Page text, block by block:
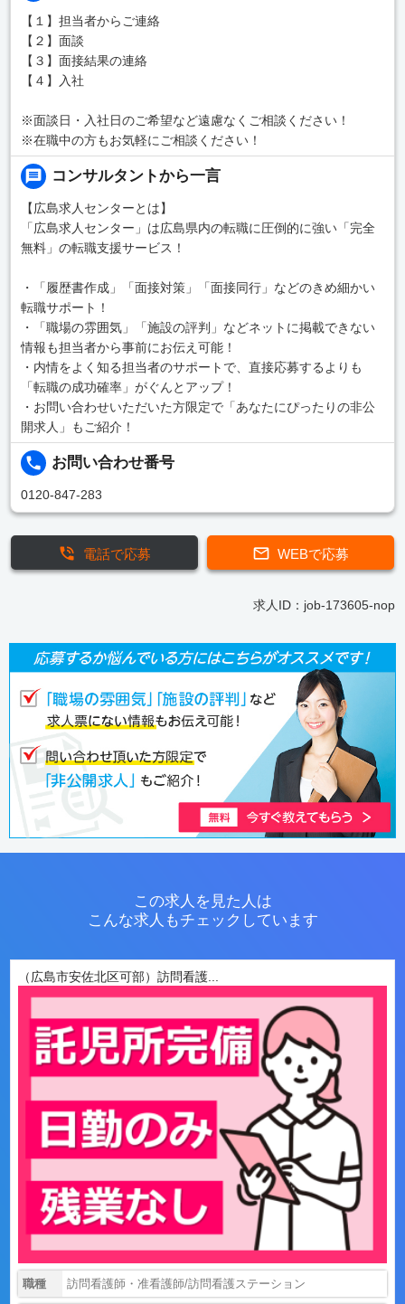
【１】担当者からご連絡
【２】面談
【３】面接結果の連絡
【４】入社
※面談日・入社日のご希望など遠慮なくご相談ください！
※在職中の方もお気軽にご相談ください！
コンサルタントから一言
【広島求人センターとは】
「広島求人センター」は広島県内の転職に圧倒的に強い「完全
無料」の転職支援サービス！
・「履歴書作成」「面接対策」「面接同行」などのきめ細かい
転職サポート！
・「職場の雰囲気」「施設の評判」などネットに掲載できない
情報も担当者から事前にお伝え可能！
・内情をよく知る担当者のサポートで、直接応募するよりも
「転職の成功確率」がぐんとアップ！
・お問い合わせいただいた方限定で「あなたにぴったりの非公
開求人」もご紹介！
お問い合わせ番号
0120-847-283
WEBで応募
電話で応募
求人ID：job-173605-nop
この求人を見た人は
こんな求人もチェックしています
（広島市安佐北区可部）訪問看護...
職種 訪問看護師・准看護師/訪問看護ステーション